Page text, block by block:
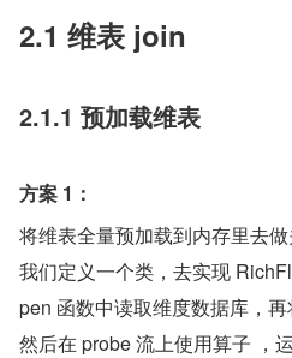
2.1 维表 join
2.1.1 预加载维表
方案 1：
将维表全量预加载到内存里去
我们定义一个类，去实现
pen 函数中读取维度数据库，
然后在 probe 流上使用算子 ，